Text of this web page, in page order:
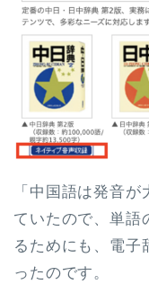
「中国語は発音
ていたので、単語
るためにも、電子
ったのです。